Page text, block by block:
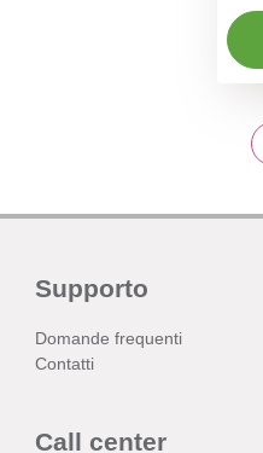
Supporto
Domande frequenti
Contatti
Call center